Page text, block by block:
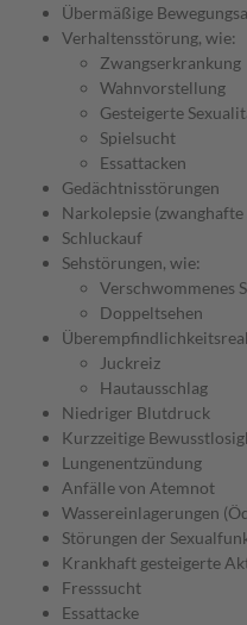
Übermäßige
Verhaltensstörung, wie:
Zwangserkrankung
Wahnvorstellung
Gesteigerte
Spielsucht
Essattacken
Gedächtnisstörungen
Narkolepsie
Schluckauf
Sehstörungen, wie:
Verschwommenes
Doppeltsehen
Juckreiz
Hautausschlag
Niedriger Blutdruck
Kurzzeitige
Lungenentzündung
Anfälle von Atemnot
Wassereinlagerungen
Störungen der
Krankhaft gesteigerte
Fresssucht
Essattacke